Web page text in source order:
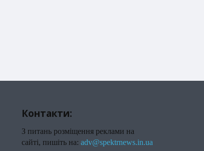
Контакти:
З питань розміщення реклами на
сайті, пишіть на: adv@spektrnews.in.ua